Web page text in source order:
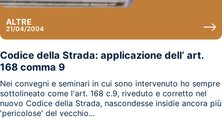
ALTRE
21/04/2004
Codice della Strada: applicazione dell’ art.
168 comma 9
Nei convegni e seminari in cui sono intervenuto ho sempre
sottolineato come l'art. 168 c.9, riveduto e corretto nel
nuovo Codice della Strada, nascondesse insidie ancora più
'pericolose' del vecchio...